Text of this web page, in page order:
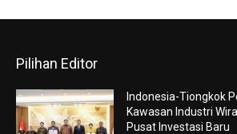
Pilihan Editor
Indonesia-Tiongkok
Kawasan Industri
Pusat Investasi Baru